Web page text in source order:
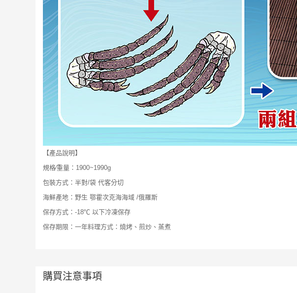
【產品說明】
規格∕重量：1900~1990g
包裝方式：半對/袋 代客分切
海鮮產地：野生 鄂霍次克海海域 /俄羅斯
保存方式：-18℃ 以下冷凍保存
保存期限：一年料理方式：燒烤、煎炒、蒸煮
購買注意事項